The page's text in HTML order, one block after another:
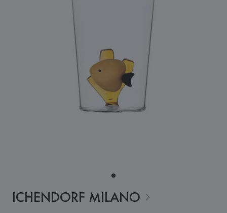
ICHENDORF MILANO